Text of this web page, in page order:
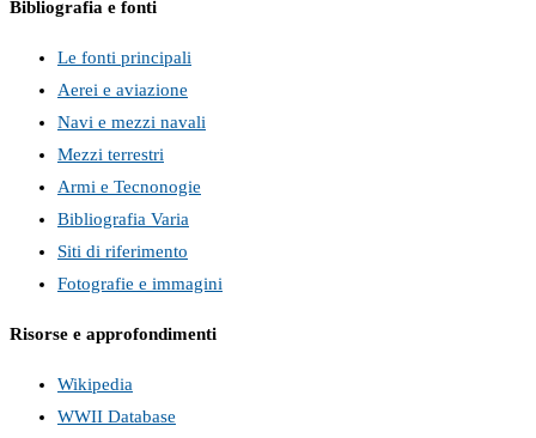
Bibliografia e fonti
Le fonti principali
Aerei e aviazione
Navi e mezzi navali
Mezzi terrestri
Armi e Tecnonogie
Bibliografia Varia
Siti di riferimento
Fotografie e immagini
Risorse e approfondimenti
Wikipedia
WWII Database